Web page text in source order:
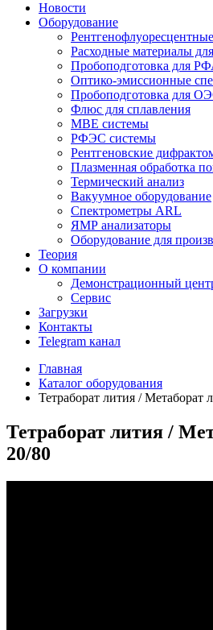
Новости
Оборудование
Расходные материалы
Пробоподготовка для
Оптико-эмиссионные
Пробоподготовка для
Флюс для сплавления
MBE системы
РФЭС системы
Рентгеновские
Плазменная обработка
Термический анализ
Вакуумное оборудование
Спектрометры ARL
ЯМР анализаторы
Оборудование для
Теория
О компании
Демонстрационный
Сервис
Загрузки
Контакты
Telegram канал
Главная
Каталог оборудования
Тетраборат лития / Метаборат
Тетраборат лития /
20/80